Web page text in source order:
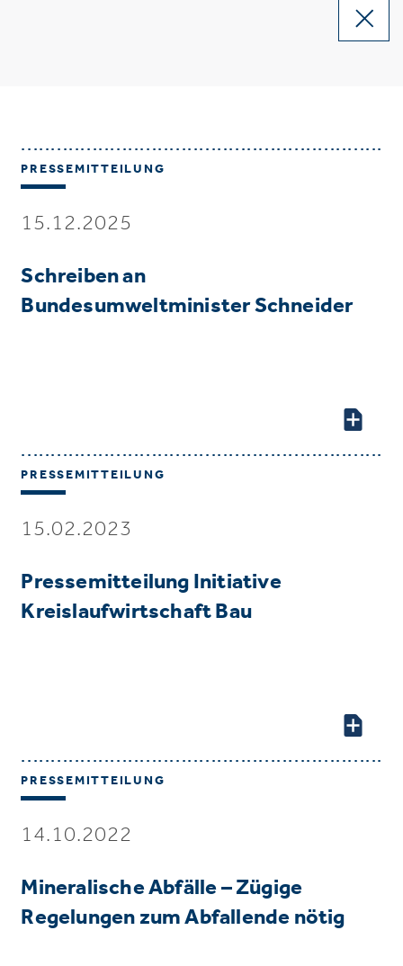
PRESSEMITTEILUNG
15.12.2025
Schreiben an
Bundesumweltminister Schneider
PRESSEMITTEILUNG
15.02.2023
Pressemitteilung Initiative
Kreislaufwirtschaft Bau
PRESSEMITTEILUNG
14.10.2022
Mineralische Abfälle – Zügige
Regelungen zum Abfallende nötig